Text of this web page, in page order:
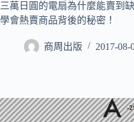
三萬日圓的電扇為什麼能賣到
學會熱賣商品背後的秘密！
商周出版 2017-08-